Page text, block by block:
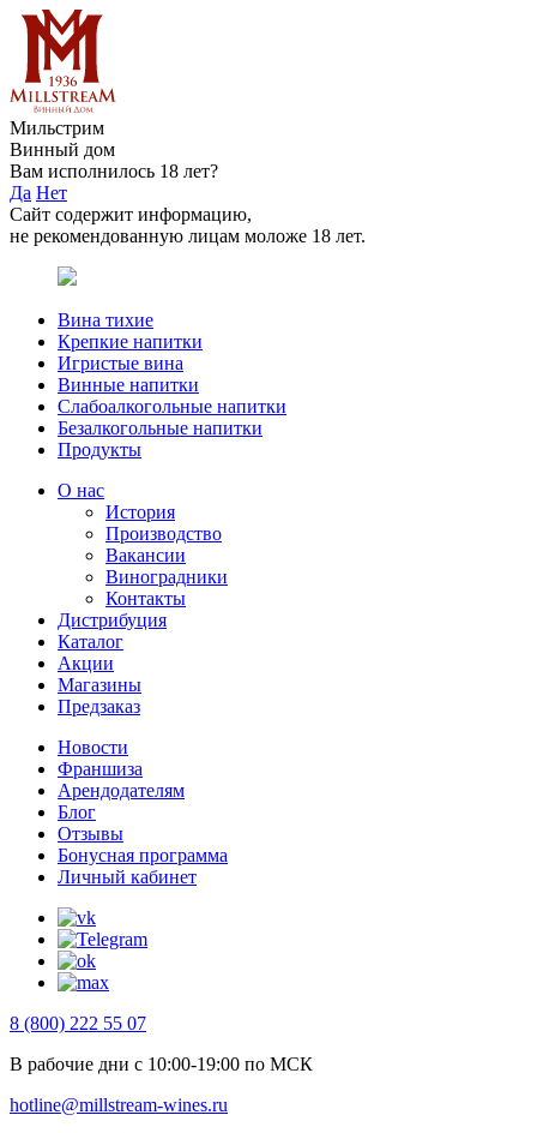
Мильстрим
Винный дом
Вам исполнилось 18 лет?
Да Нет
Сайт содержит информацию,
не рекомендованную лицам моложе 18 лет.
Вина тихие
Крепкие напитки
Игристые вина
Винные напитки
Слабоалкогольные напитки
Безалкогольные напитки
Продукты
О нас
История
Производство
Вакансии
Виноградники
Контакты
Дистрибуция
Каталог
Акции
Магазины
Предзаказ
Новости
Франшиза
Арендодателям
Блог
Отзывы
Бонусная программа
Личный кабинет
8 (800) 222 55 07
В рабочие дни с 10:00-19:00 по МСК
hotline@millstream-wines.ru